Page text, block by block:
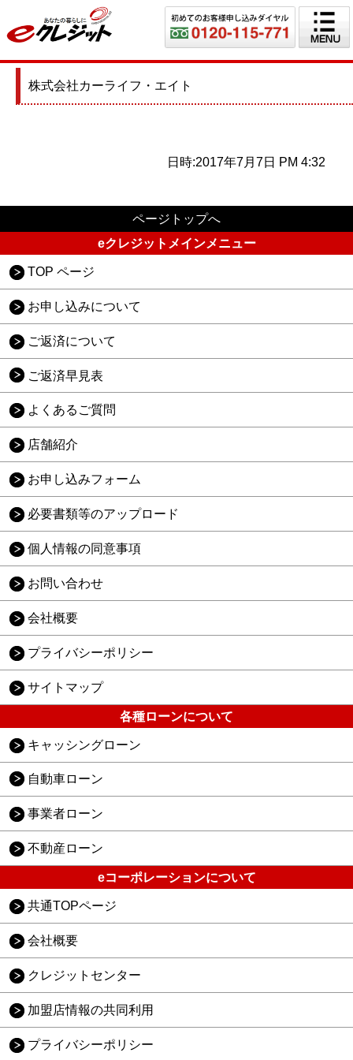
株式会社カーライフ・エイト
日時:2017年7月7日 PM 4:32
ページトップへ
eクレジットメインメニュー
TOP ページ
お申し込みについて
ご返済について
ご返済早見表
よくあるご質問
店舗紹介
お申し込みフォーム
必要書類等のアップロード
個人情報の同意事項
お問い合わせ
会社概要
プライバシーポリシー
サイトマップ
各種ローンについて
キャッシングローン
自動車ローン
事業者ローン
不動産ローン
eコーポレーションについて
共通TOPページ
会社概要
クレジットセンター
加盟店情報の共同利用
プライバシーポリシー